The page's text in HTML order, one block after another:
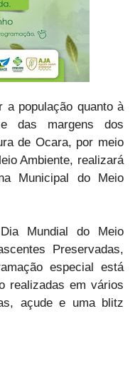
a população quanto à
das margens dos
de Ocara, por meio
Ambiente, realizará
Municipal do Meio
Mundial do Meio
Preservadas,
especial está
realizadas em vários
açude e uma blitz